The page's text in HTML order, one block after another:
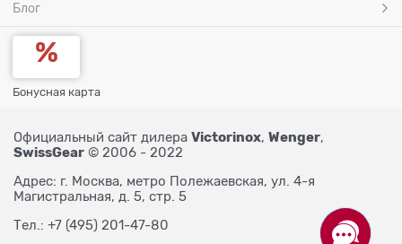
Блог
Бонусная карта
Официальный сайт дилера Victorinox, Wenger,
SwissGear © 2006 - 2022
Адрес: г. Москва, метро Полежаевская, ул. 4-я
Магистральная, д. 5, стр. 5
Тел.: +7 (495) 201-47-80